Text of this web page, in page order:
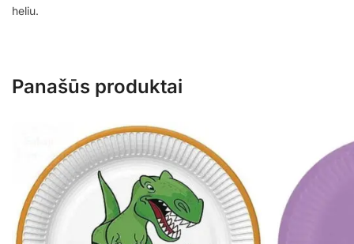
heliu.
Panašūs produktai